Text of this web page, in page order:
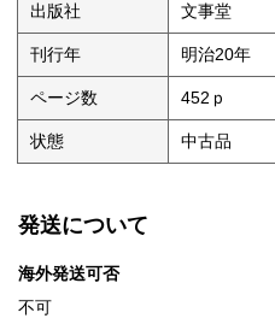
出版社 文事堂
刊行年 明治20年
ページ数 452ｐ
状態 中古品
発送について
海外発送可否
不可